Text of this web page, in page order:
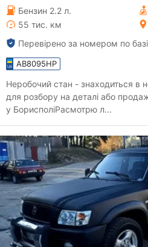
Бензин 2.2 л.
55 тис. км
Перевірено за номером по
AB8095HP
Неробочий стан - знаходиться в
для розбору на деталі або
у БорисполіРасмотрю л...